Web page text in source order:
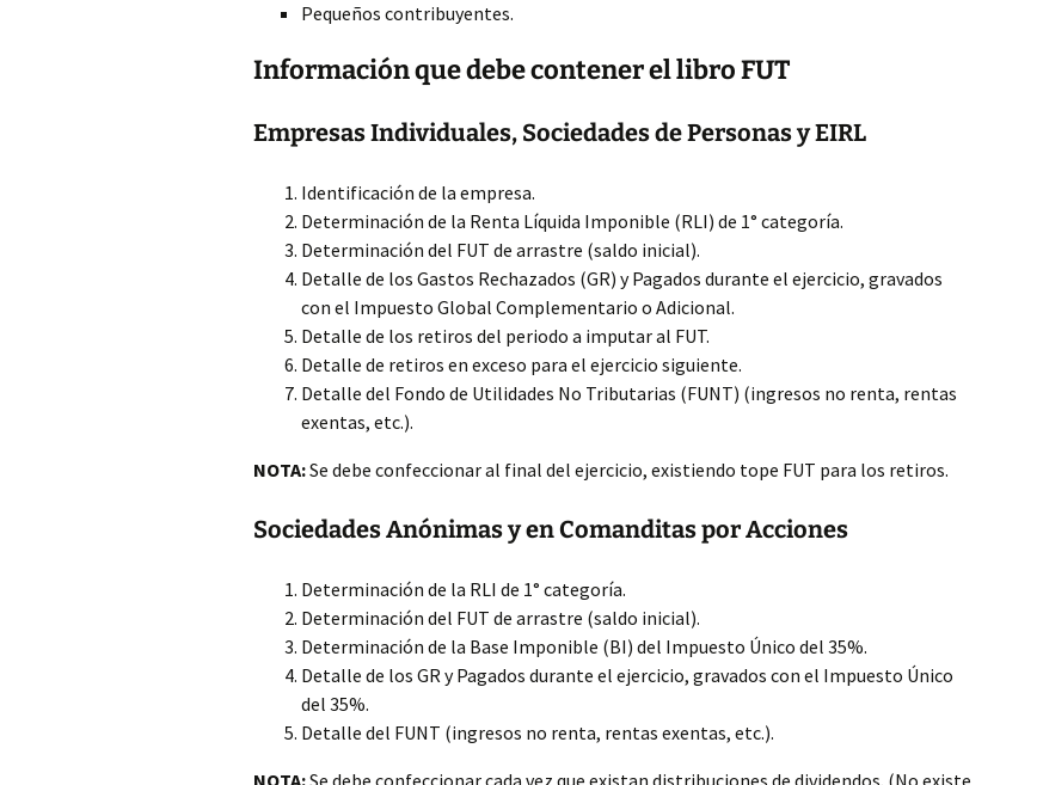
Pequeños contribuyentes.
Información que debe contener el libro FUT
Empresas Individuales, Sociedades de Personas y EIRL
Identificación de la empresa.
Determinación de la Renta Líquida Imponible (RLI) de 1° categoría.
Determinación del FUT de arrastre (saldo inicial).
Detalle de los Gastos Rechazados (GR) y Pagados durante el ejercicio, gravados
con el Impuesto Global Complementario o Adicional.
Detalle de los retiros del periodo a imputar al FUT.
Detalle de retiros en exceso para el ejercicio siguiente.
Detalle del Fondo de Utilidades No Tributarias (FUNT) (ingresos no renta, rentas
exentas, etc.).
NOTA:Se debe confeccionar al final del ejercicio, existiendo tope FUT para los retiros.
Sociedades Anónimas y en Comanditas por Acciones
Determinación de la RLI de 1° categoría.
Determinación del FUT de arrastre (saldo inicial).
Determinación de la Base Imponible (BI) del Impuesto Único del 35%.
Detalle de los GR y Pagados durante el ejercicio, gravados con el Impuesto Único
del 35%.
Detalle del FUNT (ingresos no renta, rentas exentas, etc.).
NOTA:Se debe confeccionar cada vez que existan distribuciones de dividendos. (No existe